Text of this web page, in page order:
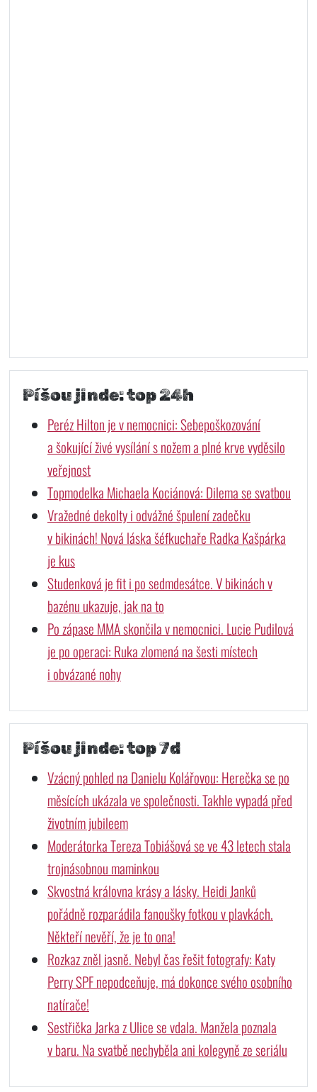
Píšou jinde: top 24h
Peréz Hilton je v nemocnici: Sebepoškozování
a šokující živé vysílání s nožem a plné krve vyděsilo
veřejnost
Topmodelka Michaela Kociánová: Dilema se svatbou
Vražedné dekolty i odvážné špulení zadečku
v bikinách! Nová láska šéfkuchaře Radka Kašpárka
je kus
Studenková je fit i po sedmdesátce. V bikinách v
bazénu ukazuje, jak na to
Po zápase MMA skončila v nemocnici. Lucie Pudilová
je po operaci: Ruka zlomená na šesti místech
i obvázané nohy
Píšou jinde: top 7d
Vzácný pohled na Danielu Kolářovou: Herečka se po
měsících ukázala ve společnosti. Takhle vypadá před
životním jubileem
Moderátorka Tereza Tobiášová se ve 43 letech stala
trojnásobnou maminkou
Skvostná královna krásy a lásky. Heidi Janků
pořádně rozparádila fanoušky fotkou v plavkách.
Někteří nevěří, že je to ona!
Rozkaz zněl jasně. Nebyl čas řešit fotografy: Katy
Perry SPF nepodceňuje, má dokonce svého osobního
natírače!
Sestřička Jarka z Ulice se vdala. Manžela poznala
v baru. Na svatbě nechyběla ani kolegyně ze seriálu